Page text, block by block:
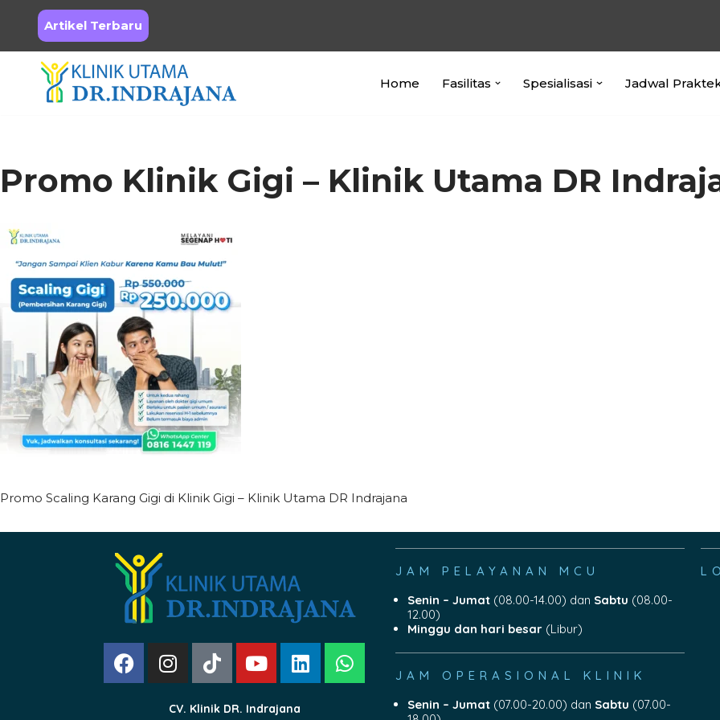
content
Artikel Terbaru
Home Fasilitas Spesialisasi Jadwal
Promo Klinik Gigi – Klinik Utama DR
Promo Scaling Karang Gigi di Klinik Gigi – Klinik Utama DR Indrajana
CV. Klinik DR. Indrajana
JAM PELAYANAN MCU
Senin – Jumat(08.00-14.00) dan Sabtu (08.00-
12.00)
Minggu dan hari besar(Libur)
JAM OPERASIONAL KLINIK
Senin – Jumat(07.00-20.00) dan Sabtu (07.00-